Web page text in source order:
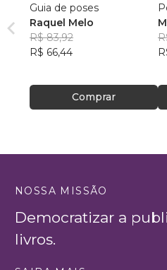
Guia de poses
Raquel Melo
R$ 83,92
R$ 66,44
Comprar
NOSSA MISSÃO
Democratizar a
livros.